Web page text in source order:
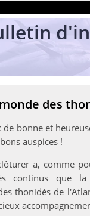
des
bonne et
auspices !
a, comme
continus que la
thonidés de